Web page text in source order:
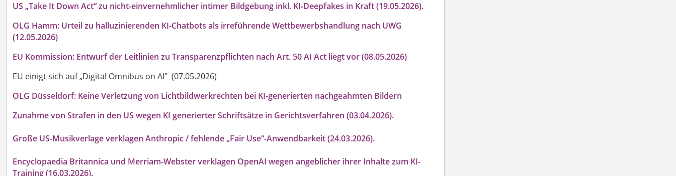
US „Take It Down Act“ zu nicht-einvernehmlicher intimer Bildgebung inkl. KI‑Deepfakes in Kraft (19.05.2026).
OLG Hamm: Urteil zu halluzinierenden KI-Chatbots als irreführende Wettbewerbshandlung nach UWG
(12.05.2026)
EU Kommission: Entwurf der Leitlinien zu Transparenzpflichten nach Art. 50 AI Act liegt vor (08.05.2026)
EU einigt sich auf „Digital Omnibus on AI" (07.05.2026)
OLG Düsseldorf: Keine Verletzung von Lichtbildwerkrechten bei KI-generierten nachgeahmten Bildern
Zunahme von Strafen in den US wegen KI generierter Schriftsätze in Gerichtsverfahren (03.04.2026).
Große US-Musikverlage verklagen Anthropic / fehlende „Fair Use“-Anwendbarkeit (24.03.2026).
Encyclopaedia Britannica und Merriam-Webster verklagen OpenAI wegen angeblicher ihrer Inhalte zum KI-
Training (16.03.2026).